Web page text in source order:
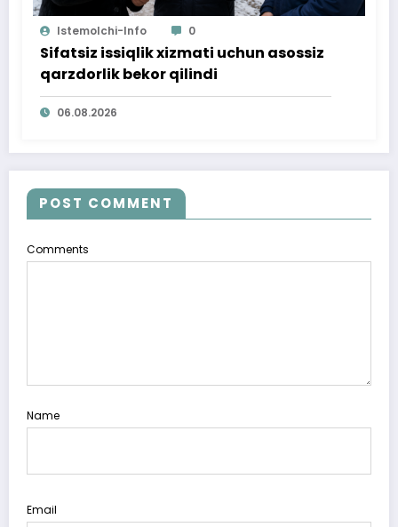
Istemolchi-Info 0
Sifatsiz issiqlik xizmati uchun asossiz
qarzdorlik bekor qilindi
06.08.2026
POST COMMENT
Comments
Name
Email